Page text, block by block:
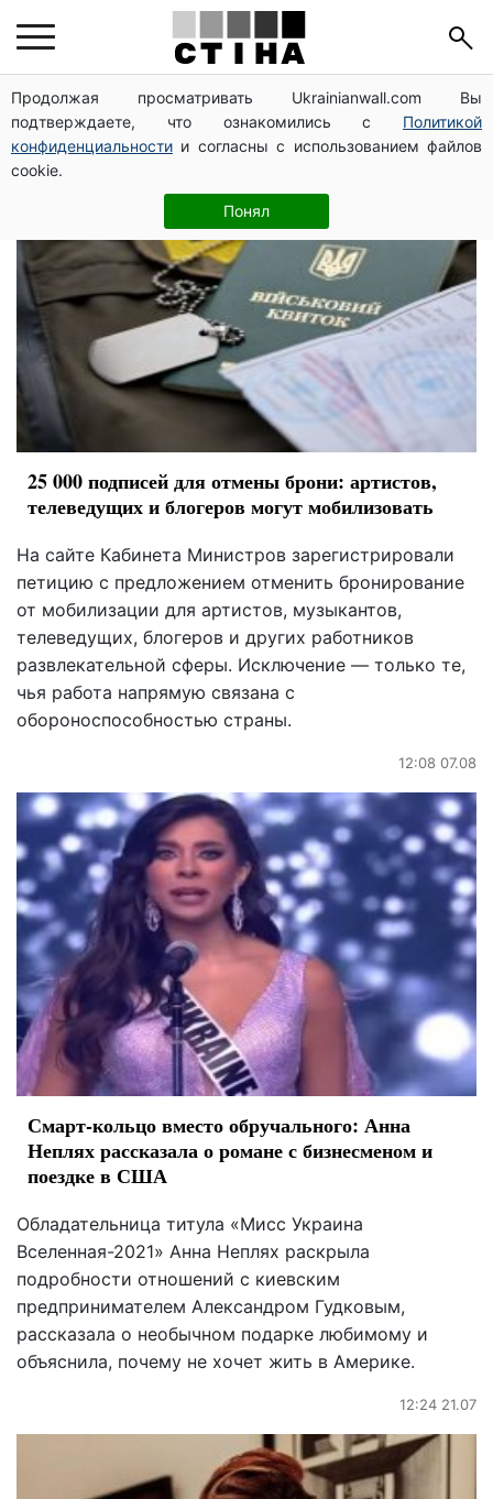
Продолжая просматривать Ukrainianwall.com Вы
подтверждаете, что ознакомились с Политикой
конфиденциальности и согласны с использованием файлов
cookie.
Понял
шоубизнес
25 000 подписей для отмены брони: артистов,
телеведущих и блогеров могут мобилизовать
На сайте Кабинета Министров зарегистрировали
петицию с предложением отменить бронирование
от мобилизации для артистов, музыкантов,
телеведущих, блогеров и других работников
развлекательной сферы. Исключение — только те,
чья работа напрямую связана с
обороноспособностью страны.
12:08 07.08
Смарт-кольцо вместо обручального: Анна
Неплях рассказала о романе с бизнесменом и
поездке в США
Обладательница титула «Мисс Украина
Вселенная-2021» Анна Неплях раскрыла
подробности отношений с киевским
предпринимателем Александром Гудковым,
рассказала о необычном подарке любимому и
объяснила, почему не хочет жить в Америке.
12:24 21.07